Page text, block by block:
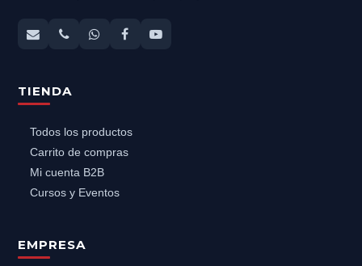
TIENDA
Todos los productos
Carrito de compras
Mi cuenta B2B
Cursos y Eventos
EMPRESA